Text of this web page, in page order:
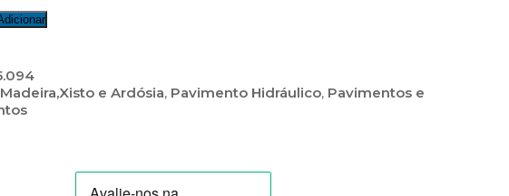
Madeira,Xisto e Ardósia, Pavimento Hidráulico, Pavimentos e